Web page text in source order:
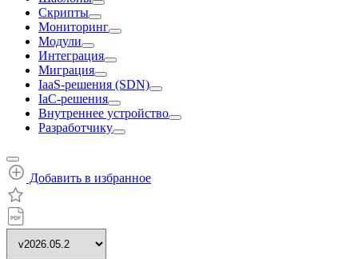
Скрипты
Мониторинг
Модули
Интеграция
Миграция
IaaS-решения (SDN)
IaC-решения
Внутреннее устройство
Разработчику
Добавить в избранное